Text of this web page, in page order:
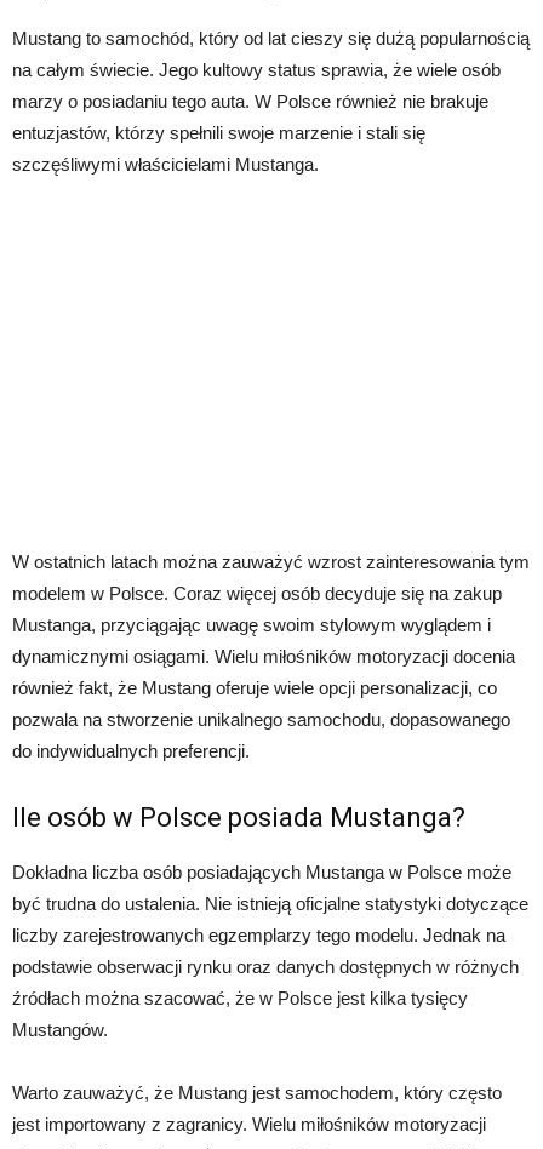
Mustang to samochód, który od lat cieszy się dużą popularnością
na całym świecie. Jego kultowy status sprawia, że wiele osób
marzy o posiadaniu tego auta. W Polsce również nie brakuje
entuzjastów, którzy spełnili swoje marzenie i stali się
szczęśliwymi właścicielami Mustanga.
W ostatnich latach można zauważyć wzrost zainteresowania tym
modelem w Polsce. Coraz więcej osób decyduje się na zakup
Mustanga, przyciągając uwagę swoim stylowym wyglądem i
dynamicznymi osiągami. Wielu miłośników motoryzacji docenia
również fakt, że Mustang oferuje wiele opcji personalizacji, co
pozwala na stworzenie unikalnego samochodu, dopasowanego
do indywidualnych preferencji.
Ile osób w Polsce posiada Mustanga?
Dokładna liczba osób posiadających Mustanga w Polsce może
być trudna do ustalenia. Nie istnieją oficjalne statystyki dotyczące
liczby zarejestrowanych egzemplarzy tego modelu. Jednak na
podstawie obserwacji rynku oraz danych dostępnych w różnych
źródłach można szacować, że w Polsce jest kilka tysięcy
Mustangów.
Warto zauważyć, że Mustang jest samochodem, który często
jest importowany z zagranicy. Wielu miłośników motoryzacji